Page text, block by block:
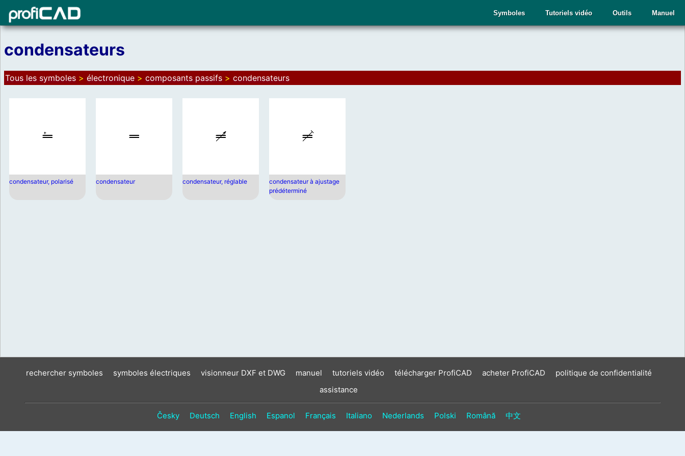
Manuel
Outils
Tutoriels vidéo
Symboles
condensateurs
Tous les symboles > électronique > composants passifs > condensateurs
condensateur, polarisé condensateur condensateur, réglable
condensateur à ajustage
prédéterminé
rechercher symboles symboles électriques visionneur DXF et DWG manuel tutoriels vidéo télécharger ProfiCAD acheter ProfiCAD
politique de confidentialité
assistance
Česky Deutsch English Espanol Français Italiano Nederlands Polski Română 中文